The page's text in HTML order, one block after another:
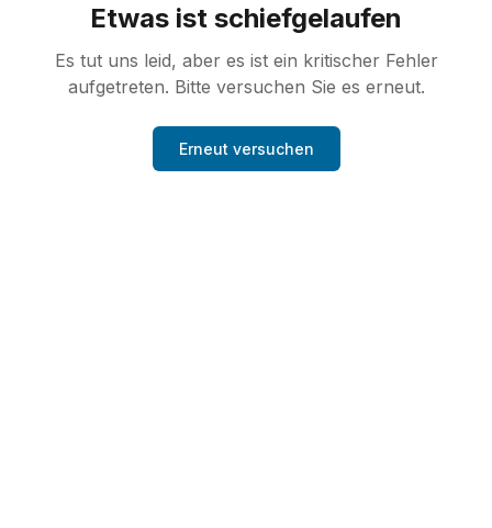
Etwas ist schiefgelaufen
Es tut uns leid, aber es ist ein kritischer Fehler
aufgetreten. Bitte versuchen Sie es erneut.
Erneut versuchen